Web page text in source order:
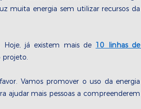
muita energia sem utilizar recursos da
Hoje, já existem mais de 10 linhas de
projeto.
Vamos promover o uso da energia
ajudar mais pessoas a compreenderem